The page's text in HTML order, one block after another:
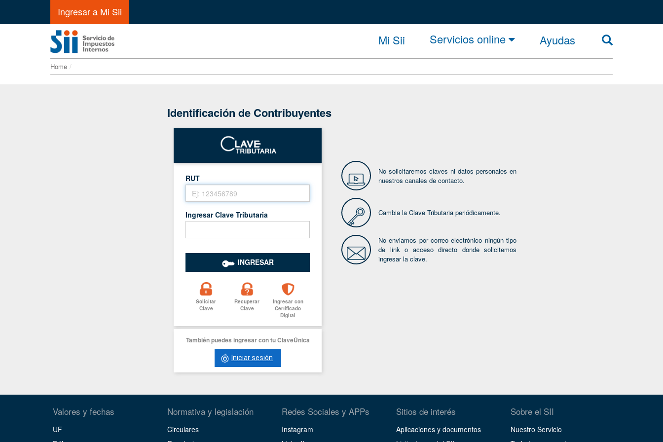
Ingresar a Mi Sii
Mi Sii Servicios online Ayudas
Home
Identificación de Contribuyentes
RUT
Ingresar Clave Tributaria
INGRESAR
Solicitar
Clave
Recuperar
Clave
Ingresar con
Certificado
Digital
También puedes ingresar con tu ClaveÚnica
Iniciar sesión
No solicitaremos claves ni datos personales en
nuestros canales de contacto.
Cambia la Clave Tributaria periódicamente.
No enviamos por correo electrónico ningún tipo
de link o acceso directo donde solicitemos
ingresar la clave.
Valores y fechas
UF
Normativa y legislación
Circulares
Redes Sociales y APPs
Instagram
Sitios de interés
Aplicaciones y documentos
Sobre el SII
Nuestro Servicio